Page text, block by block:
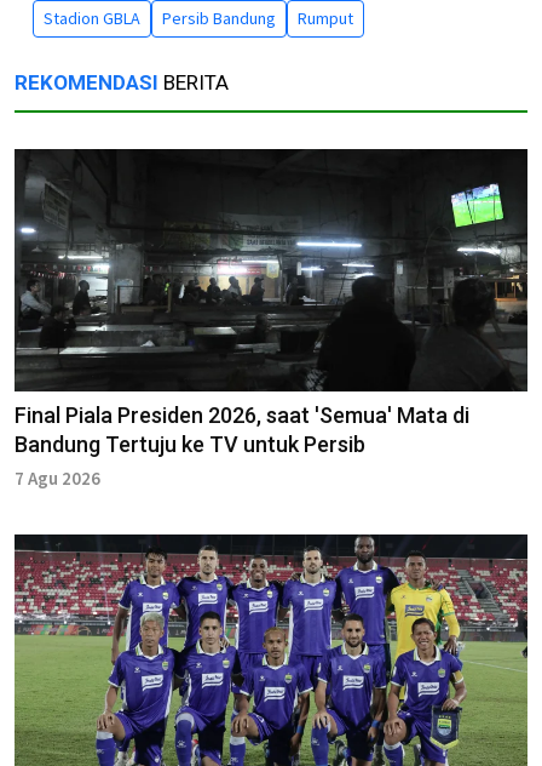
Stadion GBLA Persib Bandung Rumput
REKOMENDASI BERITA
Final Piala Presiden 2026, saat 'Semua' Mata di
Bandung Tertuju ke TV untuk Persib
7 Agu 2026